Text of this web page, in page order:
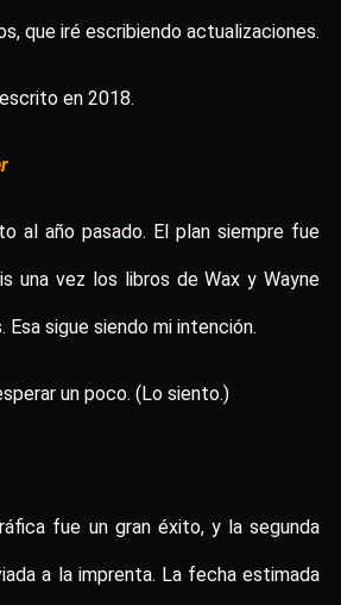
que iré escribiendo actualizaciones.
en 2018.
al año pasado. El plan siempre fue
una vez los libros de Wax y Wayne
Esa sigue siendo mi intención.
un poco. (Lo siento.)
fue un gran éxito, y la segunda
a la imprenta. La fecha estimada